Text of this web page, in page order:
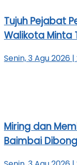
Tujuh Pejabat
Walikota Minta
Senin, 3 Agu 2026
Miring dan
Baimbai